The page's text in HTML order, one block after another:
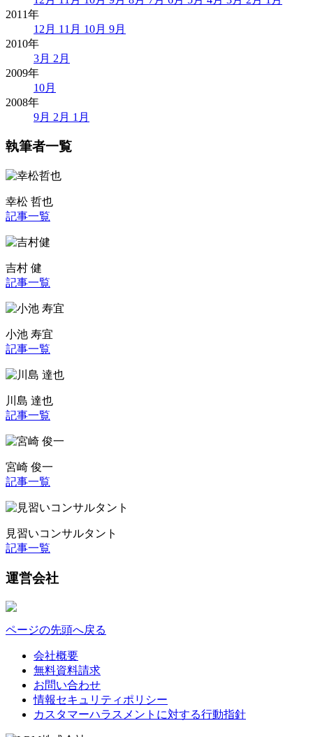
2011年
12月 11月 10月 9月
2010年
3月 2月
2009年
10月
2008年
9月 2月 1月
執筆者一覧
幸松 哲也
記事一覧
吉村 健
記事一覧
小池 寿宜
記事一覧
川島 達也
記事一覧
宮崎 俊一
記事一覧
見習いコンサルタント
記事一覧
運営会社
ページの先頭へ戻る
会社概要
無料資料請求
お問い合わせ
情報セキュリティポリシー
カスタマーハラスメントに対する行動指針